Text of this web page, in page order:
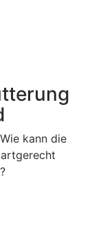
kann die